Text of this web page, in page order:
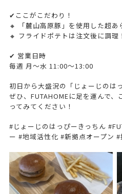
✔ここがこだわり！
🔸 「麓山高原豚」を使用した超あ
🔸 フライドポテトは注文後に調理
✔ 営業日時
毎週 月～水 11:00～13:00
初日から大盛況の「じょーじのは
ぜひ、FUTAHOMEに足を運んで
ってみてください！
#じょーじのはっぴーきっちん
ー #地域活性化 #新拠点オープン